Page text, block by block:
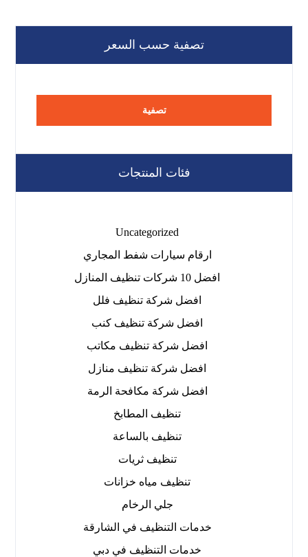
تصفية حسب السعر
تصفية
فئات المنتجات
Uncategorized
ارقام سيارات شفط المجاري
افضل 10 شركات تنظيف المنازل
افضل شركة تنظيف فلل
افضل شركة تنظيف كنب
افضل شركة تنظيف مكاتب
افضل شركة تنظيف منازل
افضل شركة مكافحة الرمة
تنظيف المطابخ
تنظيف بالساعة
تنظيف ثريات
تنظيف مياه خزانات
جلي الرخام
خدمات التنظيف في الشارقة
خدمات التنظيف في دبي